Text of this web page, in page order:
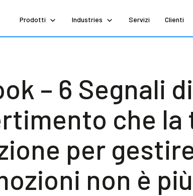
Prodotti Industries Servizi Clienti
– 6 Segnali di
che la
per
non è